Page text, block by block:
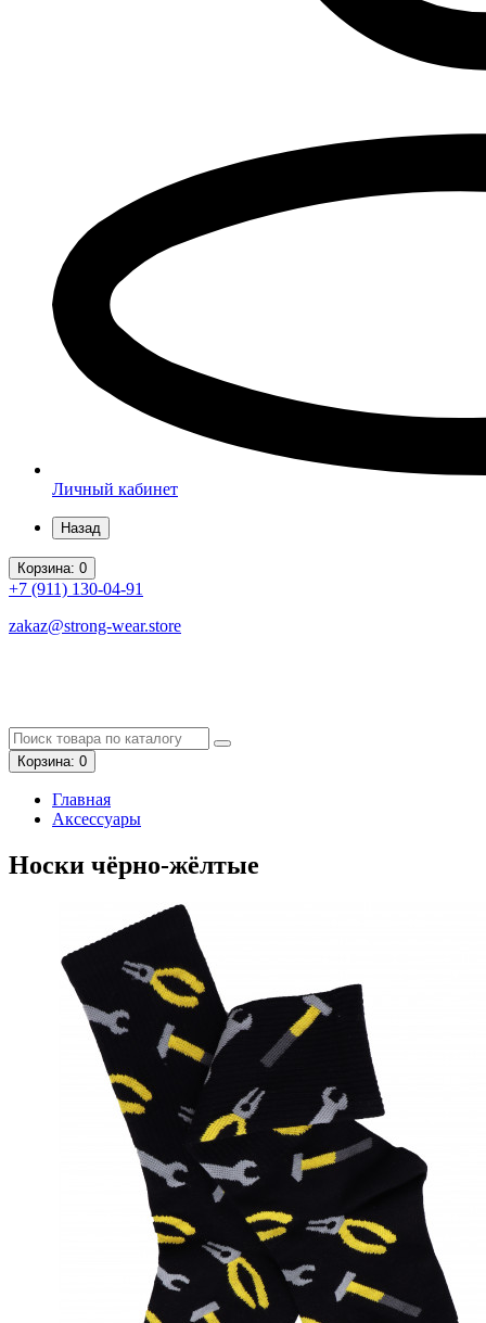
Личный кабинет
Назад
Корзина: 0
+7 (911) 130-04-91
zakaz@strong-wear.store
Корзина: 0
Главная
Аксессуары
Носки чёрно-жёлтые